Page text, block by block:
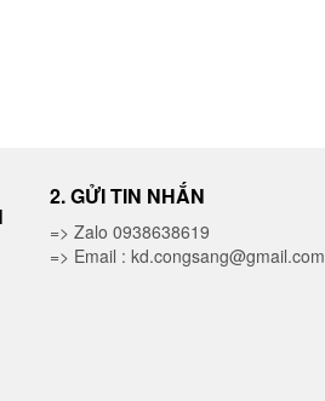
2. GỬI TIN NHẮN
=> Zalo 0938638619
=> Email : kd.congsang@gmail.com